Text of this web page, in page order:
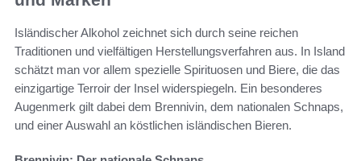
Isländischer Alkohol zeichnet sich durch seine reichen
Traditionen und vielfältigen Herstellungsverfahren aus. In Island
schätzt man vor allem spezielle Spirituosen und Biere, die das
einzigartige Terroir der Insel widerspiegeln. Ein besonderes
Augenmerk gilt dabei dem Brennivin, dem nationalen Schnaps,
und einer Auswahl an köstlichen isländischen Bieren.